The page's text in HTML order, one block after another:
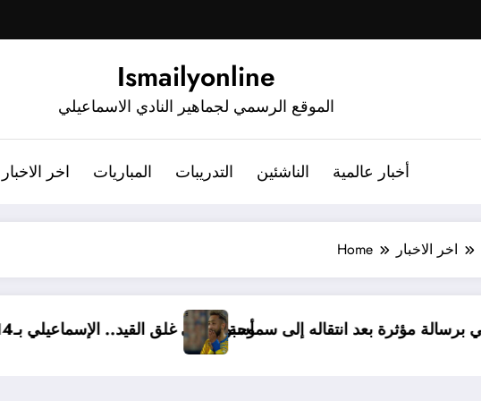
Ismailyonline
الموقع الرسمي لجماهير النادي الاسماعيلي
اخر الاخبار المباريات التدريبات الناشئين أخبار عالمية
Home اخر الاخبار
أسبوع على غلق القيد.. الإسماعيليالإسماعيلي برسالة مؤثرة بعد انتقاله إلى سموحة